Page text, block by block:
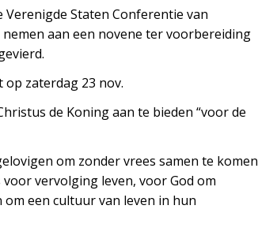
Staten Conferentie van
nemen aan een novene ter voorbereiding
zaterdag 23 nov.
de Koning aan te bieden “voor de
om zonder vrees samen te komen
vervolging leven, voor God om
een cultuur van leven in hun